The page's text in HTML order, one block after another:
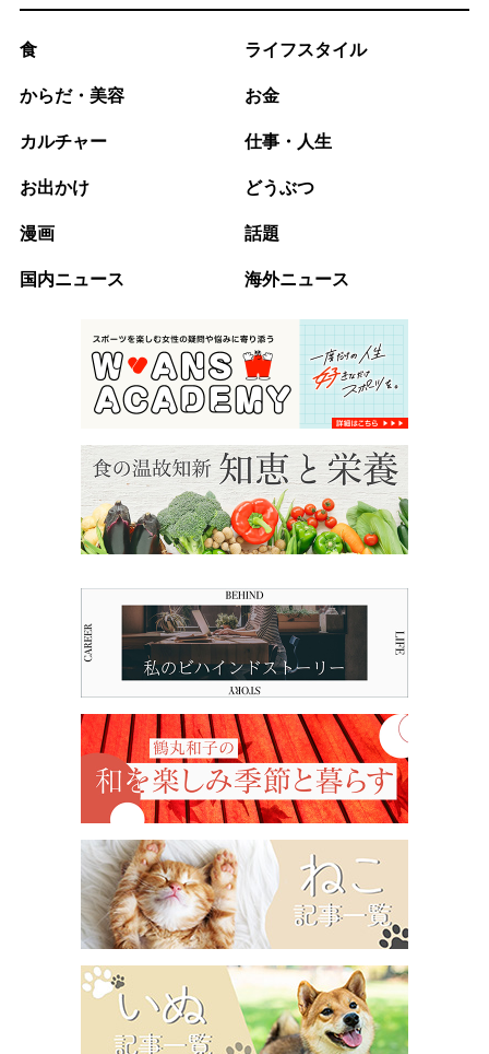
食 ライフスタイル
からだ・美容 お金
カルチャー 仕事・人生
お出かけ どうぶつ
漫画 話題
国内ニュース 海外ニュース